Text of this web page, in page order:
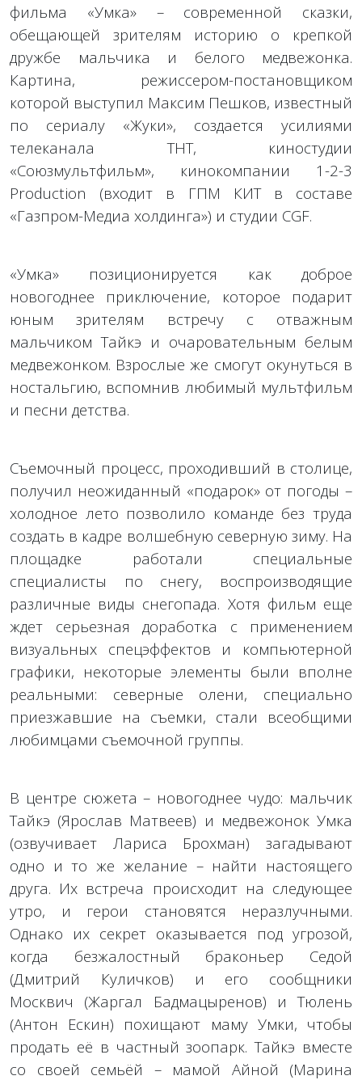
фильма «Умка» – современной сказки,
обещающей зрителям историю о крепкой
дружбе мальчика и белого медвежонка.
Картина, режиссером-постановщиком
которой выступил Максим Пешков, известный
по сериалу «Жуки», создается усилиями
телеканала ТНТ, киностудии
«Союзмультфильм», кинокомпании 1-2-3
Production (входит в ГПМ КИТ в составе
«Газпром-Медиа холдинга») и студии CGF.
«Умка» позиционируется как доброе
новогоднее приключение, которое подарит
юным зрителям встречу с отважным
мальчиком Тайкэ и очаровательным белым
медвежонком. Взрослые же смогут окунуться в
ностальгию, вспомнив любимый мультфильм
и песни детства.
Съемочный процесс, проходивший в столице,
получил неожиданный «подарок» от погоды –
холодное лето позволило команде без труда
создать в кадре волшебную северную зиму. На
площадке работали специальные
специалисты по снегу, воспроизводящие
различные виды снегопада. Хотя фильм еще
ждет серьезная доработка с применением
визуальных спецэффектов и компьютерной
графики, некоторые элементы были вполне
реальными: северные олени, специально
приезжавшие на съемки, стали всеобщими
любимцами съемочной группы.
В центре сюжета – новогоднее чудо: мальчик
Тайкэ (Ярослав Матвеев) и медвежонок Умка
(озвучивает Лариса Брохман) загадывают
одно и то же желание – найти настоящего
друга. Их встреча происходит на следующее
утро, и герои становятся неразлучными.
Однако их секрет оказывается под угрозой,
когда безжалостный браконьер Седой
(Дмитрий Куличков) и его сообщники
Москвич (Жаргал Бадмацыренов) и Тюлень
(Антон Ескин) похищают маму Умки, чтобы
продать её в частный зоопарк. Тайкэ вместе
со своей семьёй – мамой Айной (Марина